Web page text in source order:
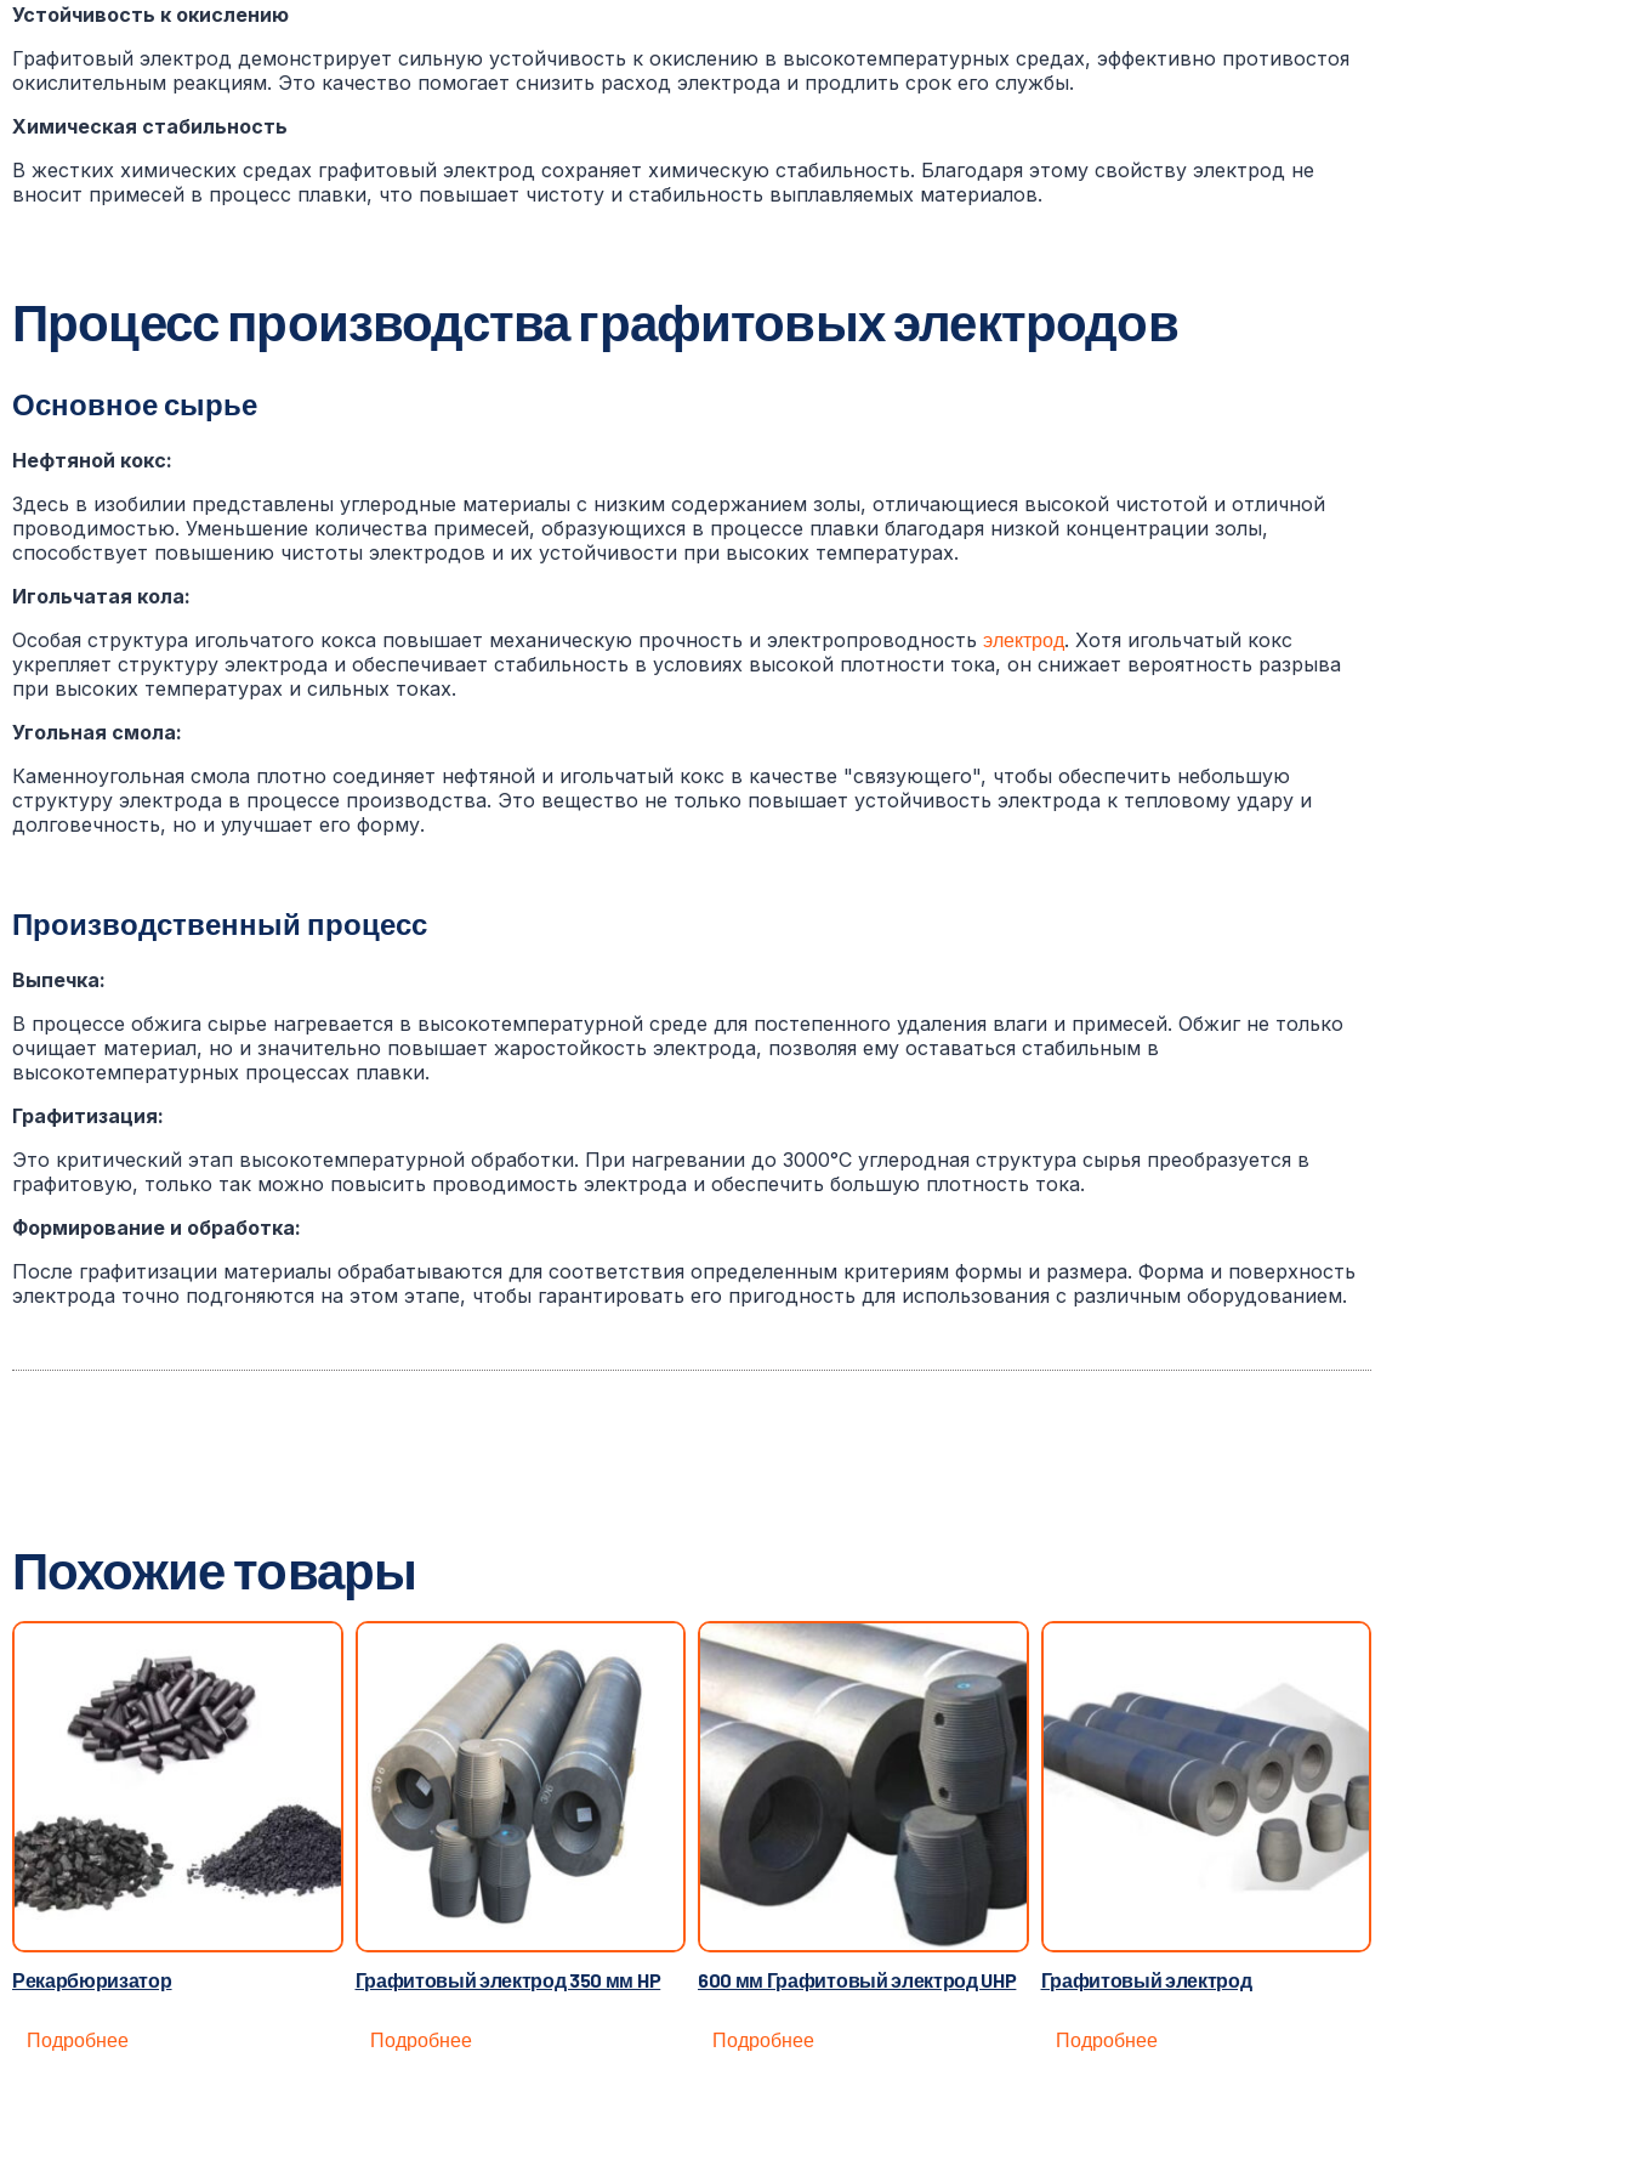
Устойчивость к окислению
Графитовый электрод демонстрирует сильную устойчивость к окислению в высокотемпературных средах, эффективно противостоя
окислительным реакциям. Это качество помогает снизить расход электрода и продлить срок его службы.
Химическая стабильность
В жестких химических средах графитовый электрод сохраняет химическую стабильность. Благодаря этому свойству электрод не
вносит примесей в процесс плавки, что повышает чистоту и стабильность выплавляемых материалов.
Процесс производства графитовых электродов
Основное сырье
Нефтяной кокс:
Здесь в изобилии представлены углеродные материалы с низким содержанием золы, отличающиеся высокой чистотой и отличной
проводимостью. Уменьшение количества примесей, образующихся в процессе плавки благодаря низкой концентрации золы,
способствует повышению чистоты электродов и их устойчивости при высоких температурах.
Игольчатая кола:
Особая структура игольчатого кокса повышает механическую прочность и электропроводность электрод. Хотя игольчатый кокс
укрепляет структуру электрода и обеспечивает стабильность в условиях высокой плотности тока, он снижает вероятность разрыва
при высоких температурах и сильных токах.
Угольная смола:
Каменноугольная смола плотно соединяет нефтяной и игольчатый кокс в качестве "связующего", чтобы обеспечить небольшую
структуру электрода в процессе производства. Это вещество не только повышает устойчивость электрода к тепловому удару и
долговечность, но и улучшает его форму.
Производственный процесс
Выпечка:
В процессе обжига сырье нагревается в высокотемпературной среде для постепенного удаления влаги и примесей. Обжиг не только
очищает материал, но и значительно повышает жаростойкость электрода, позволяя ему оставаться стабильным в
высокотемпературных процессах плавки.
Графитизация:
Это критический этап высокотемпературной обработки. При нагревании до 3000°C углеродная структура сырья преобразуется в
графитовую, только так можно повысить проводимость электрода и обеспечить большую плотность тока.
Формирование и обработка:
После графитизации материалы обрабатываются для соответствия определенным критериям формы и размера. Форма и поверхность
электрода точно подгоняются на этом этапе, чтобы гарантировать его пригодность для использования с различным оборудованием.
Похожие товары
Рекарбюризатор
Подробнее
Графитовый электрод 350 мм HP
Подробнее
600 мм Графитовый электрод UHP
Подробнее
Графитовый электрод
Подробнее